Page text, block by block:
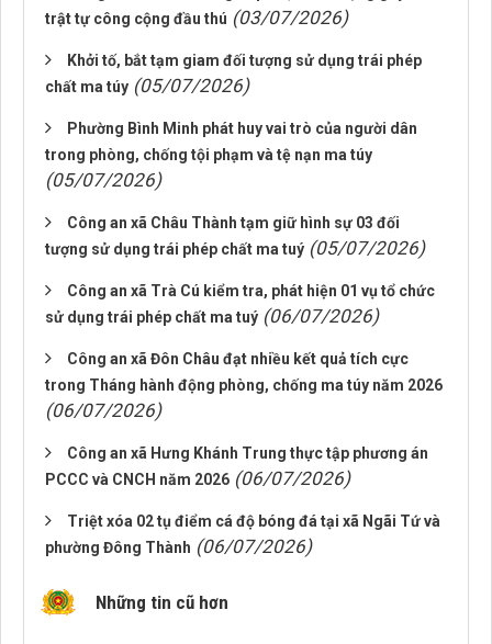
trật tự công cộng đầu thú (03/07/2026)
Khởi tố, bắt tạm giam đối tượng sử dụng trái phép
chất ma túy (05/07/2026)
Phường Bình Minh phát huy vai trò của người dân
trong phòng, chống tội phạm và tệ nạn ma túy
(05/07/2026)
Công an xã Châu Thành tạm giữ hình sự 03 đối
tượng sử dụng trái phép chất ma tuý (05/07/2026)
Công an xã Trà Cú kiểm tra, phát hiện 01 vụ tổ chức
sử dụng trái phép chất ma tuý (06/07/2026)
Công an xã Đôn Châu đạt nhiều kết quả tích cực
trong Tháng hành động phòng, chống ma túy năm 2026
(06/07/2026)
Công an xã Hưng Khánh Trung thực tập phương án
PCCC và CNCH năm 2026 (06/07/2026)
Triệt xóa 02 tụ điểm cá độ bóng đá tại xã Ngãi Tứ và
phường Đông Thành (06/07/2026)
Những tin cũ hơn